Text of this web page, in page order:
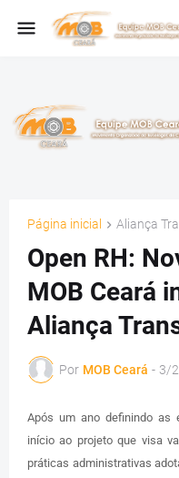
Página inicial Aliança
Open RH:
MOB Ceará
Aliança
Por MOB Ceará - 3/
Após um ano definindo as
início ao projeto que visa
práticas administrativas